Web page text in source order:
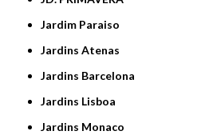
Jardim Paraiso
Jardins Atenas
Jardins Barcelona
Jardins Lisboa
Jardins Monaco